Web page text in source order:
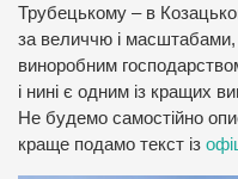
Трубецькому – в
за величчю і
виноробним
і нині є одним із кращих
Не будемо самостійно
краще подамо текст із